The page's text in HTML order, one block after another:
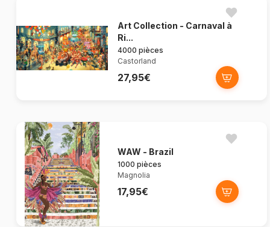
Art Collection - Carnaval à
Ri...
4000 pièces
Castorland
27,95€
WAW - Brazil
1000 pièces
Magnolia
17,95€